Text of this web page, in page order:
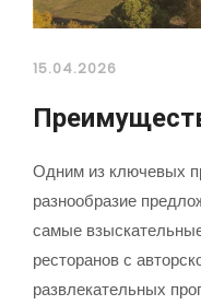
15.04.2026
Одним из ключевых
разнообразие
самые
ресторанов с
развлекательных